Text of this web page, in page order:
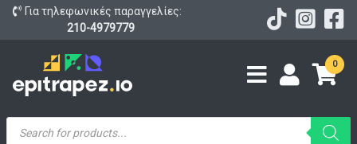
Για τηλεφωνικές παραγγελίες:
210-4979779
0
Products
search